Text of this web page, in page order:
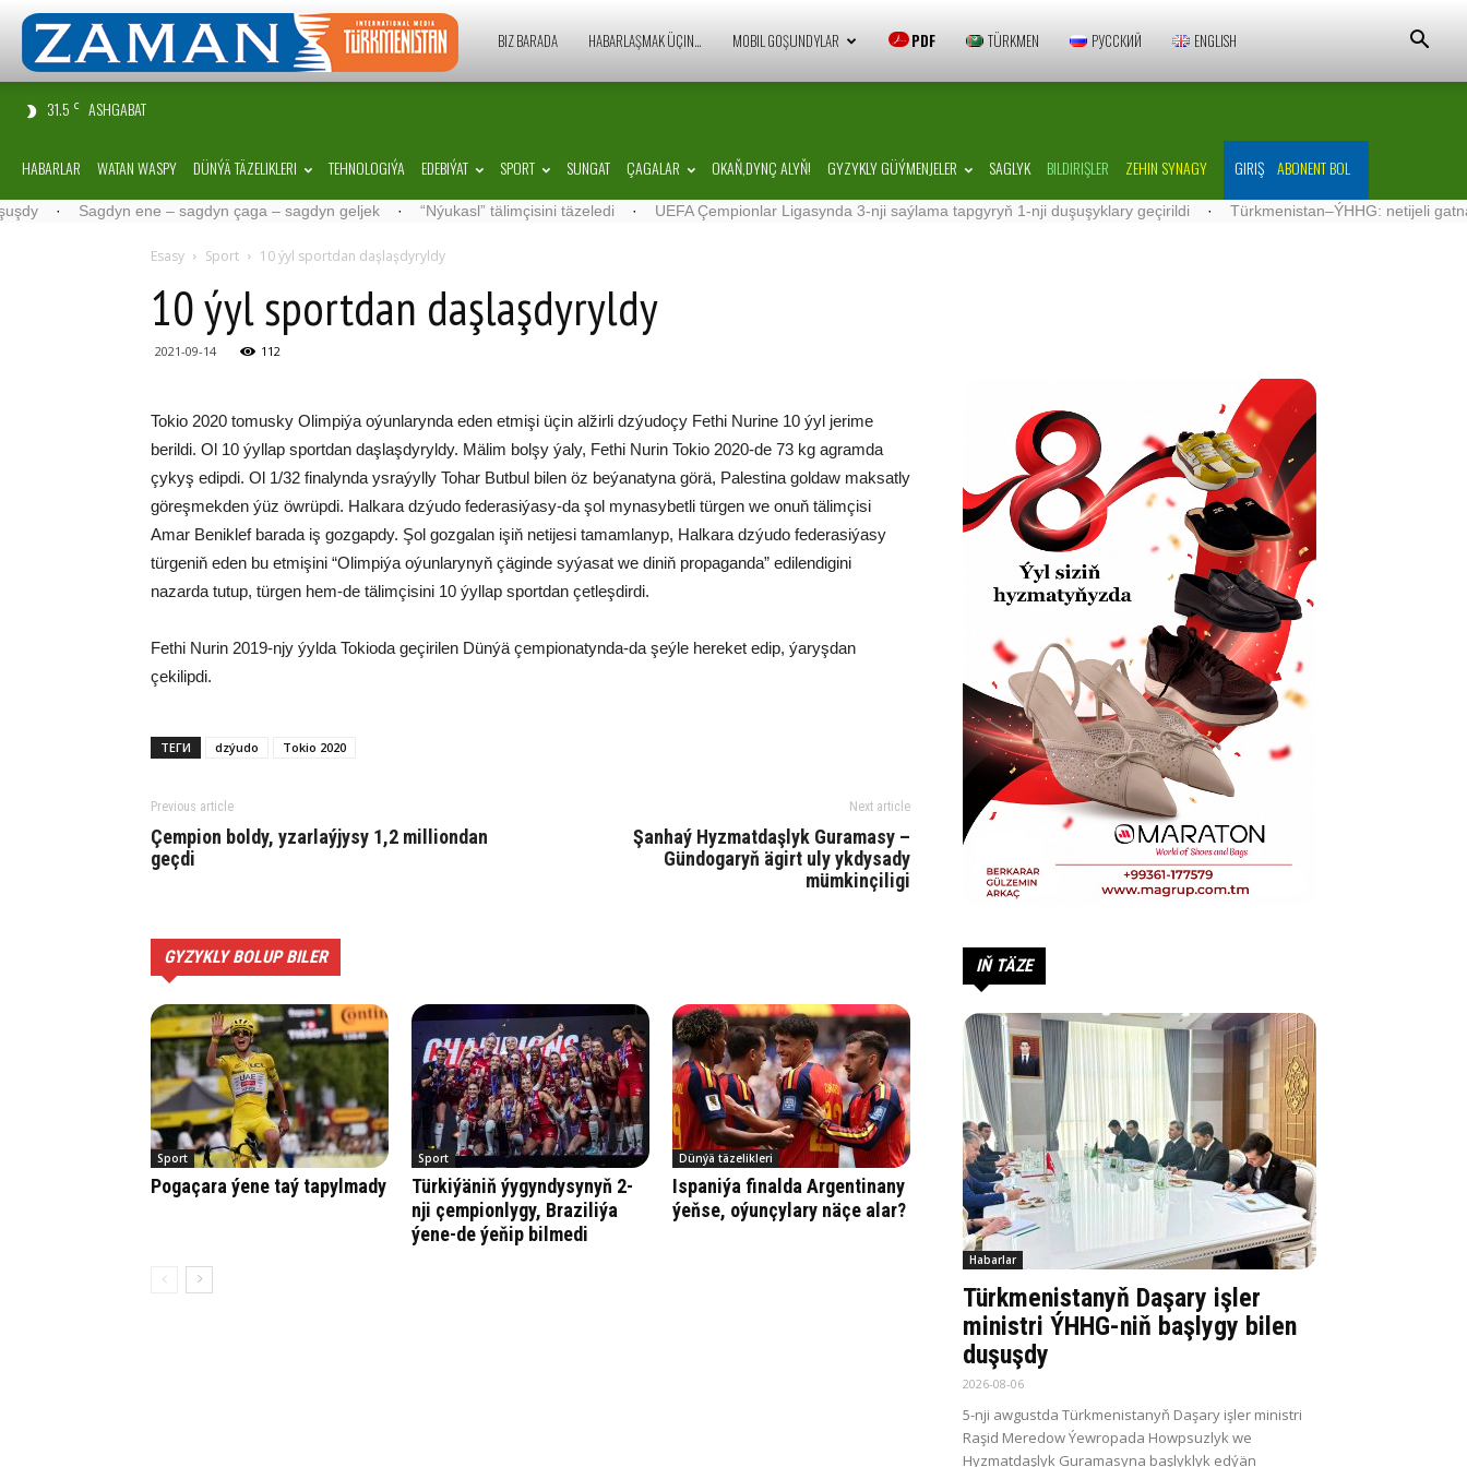
Zaman
BIZ BARADA HABARLAŞMAK ÜÇIN… MOBIL GOŞUNDYLAR PDF TÜRKMEN РУССКИЙ ENGLISH
31.5 C ASHGABAT
HABARLAR WATAN WASPY DÜNÝÄ TÄZELIKLERI TEHNOLOGIÝA EDEBIÝAT SPORT SUNGAT ÇAGALAR OKAŇ,DYNÇ ALYŇ! GYZYKLY GÜÝMENJELER SAGLYK BILDIRIŞLER ZEHIN SYNAGY GIRIŞ ABONENT BOL
· Sagdyn ene – sagdyn çaga – sagdyn geljek · “Nýukasl” tälimçisini täzeledi · UEFA Çempionlar Ligasynda 3-nji saýlama tapgyryň 1-nji duşuşyklary geçirildi · Türkmenistan–ÝHHG: netijeli gatnaşyklar
Esasy Sport 10 ýyl sportdan daşlaşdyryldy
10 ýyl sportdan daşlaşdyryldy
2021-09-14 112
Tokio 2020 tomusky Olimpiýa oýunlarynda eden etmişi üçin alžirli dzýudoçy Fethi Nurine 10 ýyl jerime
berildi. Ol 10 ýyllap sportdan daşlaşdyryldy. Mälim bolşy ýaly, Fethi Nurin Tokio 2020-de 73 kg agramda
çykyş edipdi. Ol 1/32 finalynda ysraýylly Tohar Butbul bilen öz beýanatyna görä, Palestina goldaw maksatly
göreşmekden ýüz öwrüpdi. Halkara dzýudo federasiýasy-da şol mynasybetli türgen we onuň tälimçisi
Amar Beniklef barada iş gozgapdy. Şol gozgalan işiň netijesi tamamlanyp, Halkara dzýudo federasiýasy
türgeniň eden bu etmişini “Olimpiýa oýunlarynyň çäginde syýasat we diniň propaganda” edilendigini
nazarda tutup, türgen hem-de tälimçisini 10 ýyllap sportdan çetleşdirdi.
Fethi Nurin 2019-njy ýylda Tokioda geçirilen Dünýä çempionatynda-da şeýle hereket edip, ýaryşdan
çekilipdi.
ТЕГИ dzýudo Tokio 2020
Previous article
Çempion boldy, yzarlaýjysy 1,2 milliondan
geçdi
Next article
Şanhaý Hyzmatdaşlyk Guramasy –
Gündogaryň ägirt uly ykdysady
mümkinçiligi
GYZYKLY BOLUP BILER
Sport
Pogaçara ýene taý tapylmady
Sport
Türkiýäniň ýygyndysynyň 2-
nji çempionlygy, Braziliýa
ýene-de ýeňip bilmedi
Dünýä täzelikleri
Ispaniýa finalda Argentinany
ýeňse, oýunçylary näçe alar?
IŇ TÄZE
Habarlar
Türkmenistanyň Daşary işler
ministri ÝHHG-niň başlygy bilen
duşuşdy
2026-08-06
5-nji awgustda Türkmenistanyň Daşary işler ministri
Raşid Meredow Ýewropada Howpsuzlyk we
Hyzmatdaşlyk Guramasyna başlyklyk edýän